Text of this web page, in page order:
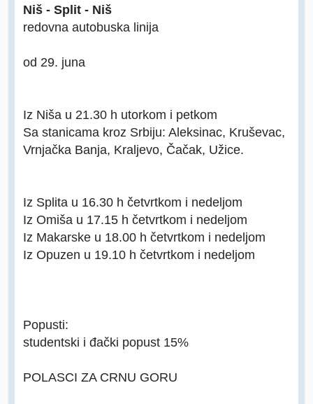
Niš - Split - Niš
redovna autobuska linija
od 29. juna
Iz Niša u 21.30 h utorkom i petkom
Sa stanicama kroz Srbiju: Aleksinac, Kruševac,
Vrnjačka Banja, Kraljevo, Čačak, Užice.
Iz Splita u 16.30 h četvrtkom i nedeljom
Iz Omiša u 17.15 h četvrtkom i nedeljom
Iz Makarske u 18.00 h četvrtkom i nedeljom
Iz Opuzen u 19.10 h četvrtkom i nedeljom
Popusti:
studentski i đački popust 15%
POLASCI ZA CRNU GORU